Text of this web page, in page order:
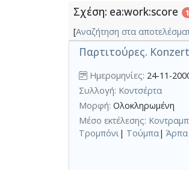
Σχέση: ea:work:score 1
[Αναζήτηση στα
Παρτιτούρες.
Ημερομηνίες: 24-11-
Συλλογή: Κοντσέρτα
Μορφή: Ολοκληρωμένη
Μέσο εκτέλεσης:
Τρομπόνι| Τούμπα| Άρπα